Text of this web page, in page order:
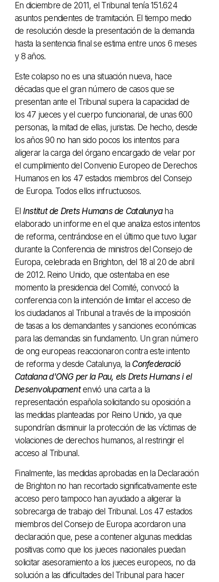
En diciembre de 2011, el Tribunal tenía 151.624
asuntos pendientes de tramitación. El tiempo medio
de resolución desde la presentación de la demanda
hasta la sentencia final se estima entre unos 6 meses
y 8 años.
Este colapso no es una situación nueva, hace
décadas que el gran número de casos que se
presentan ante el Tribunal supera la capacidad de
los 47 jueces y el cuerpo funcionarial, de unas 600
personas, la mitad de ellas, juristas. De hecho, desde
los años 90 no han sido pocos los intentos para
aligerar la carga del órgano encargado de velar por
el cumplimiento del Convenio Europeo de Derechos
Humanos en los 47 estados miembros del Consejo
de Europa. Todos ellos infructuosos.
El Institut de Drets Humans de Catalunya ha
elaborado un informe en el que analiza estos intentos
de reforma, centrándose en el último que tuvo lugar
durante la Conferencia de ministros del Consejo de
Europa, celebrada en Brighton, del 18 al 20 de abril
de 2012. Reino Unido, que ostentaba en ese
momento la presidencia del Comité, convocó la
conferencia con la intención de limitar el acceso de
los ciudadanos al Tribunal a través de la imposición
de tasas a los demandantes y sanciones económicas
para las demandas sin fundamento. Un gran número
de ong europeas reaccionaron contra este intento
de reforma y desde Catalunya, la Confederació
Catalana d'ONG per la Pau, els Drets Humans i el
Desenvolupamentenvió una carta a la
representación española solicitando su oposición a
las medidas planteadas por Reino Unido, ya que
supondrían disminuir la protección de las víctimas de
violaciones de derechos humanos, al restringir el
acceso al Tribunal.
Finalmente, las medidas aprobadas en la Declaración
de Brighton no han recortado significativamente este
acceso pero tampoco han ayudado a aligerar la
sobrecarga de trabajo del Tribunal. Los 47 estados
miembros del Consejo de Europa acordaron una
declaración que, pese a contener algunas medidas
positivas como que los jueces nacionales puedan
solicitar asesoramiento a los jueces europeos, no da
solución a las dificultades del Tribunal para hacer